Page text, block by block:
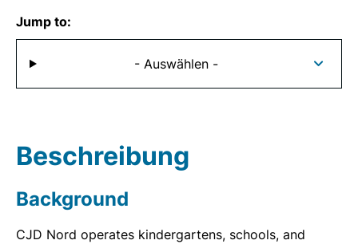
Jump to:
- Auswählen -
Beschreibung
Background
CJD Nord operates kindergartens, schools, and